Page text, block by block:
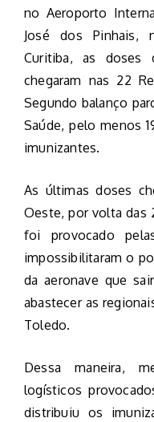
no Aeroporto
José dos Pinhais,
Curitiba, as doses
chegaram nas 22
Segundo balanço
Saúde, pelo menos
imunizantes.
As últimas doses
Oeste, por volta das
foi provocado
impossibilitaram o
da aeronave que
abastecer as
Toledo.
Dessa maneira,
logísticos
distribuiu os